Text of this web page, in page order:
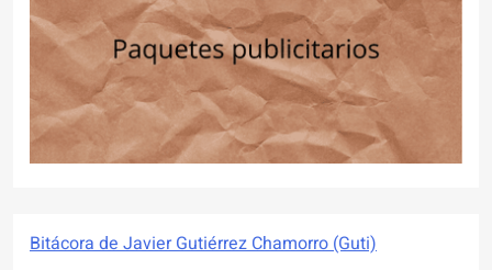
Bitácora de Javier Gutiérrez Chamorro (Guti)